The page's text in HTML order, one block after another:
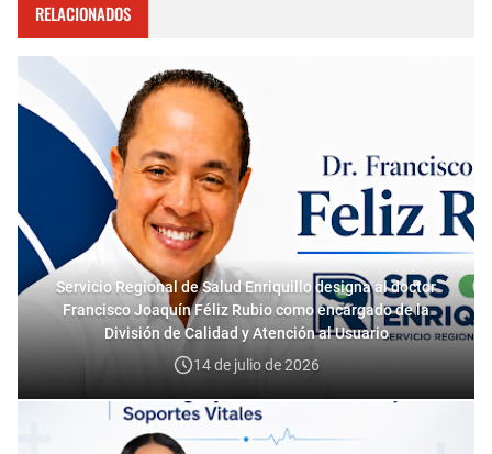
RELACIONADOS
Servicio Regional de Salud Enriquillo designa al doctor
Francisco Joaquín Féliz Rubio como encargado de la
División de Calidad y Atención al Usuario
14 de julio de 2026